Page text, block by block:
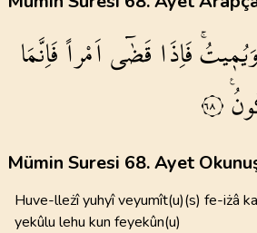
فَاِذَا قَضٰٓىاَمْراًفَاِنَّمَا
٦٨
Mümin Suresi 68. Ayet
Huve-lleżî yuhyî veyumît(u)(s) fe-iżâ
yekûlu lehu kun feyekûn(u)